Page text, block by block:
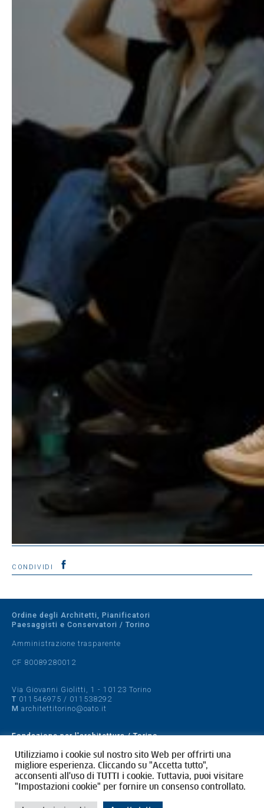
CONDIVIDI
Ordine degli Architetti, Pianificatori
Paesaggisti e Conservatori / Torino
Amministrazione trasparente
CF 80089280012
Via Giovanni Giolitti, 1 - 10123 Torino
T 011546975 / 011538292
M architettitorino@oato.it
Fondazione per l'architettura / Torino
Designed by quattrolinee.it
Cookie Policy
Privacy Policy
Utilizziamo i cookie sul nostro sito Web per offrirti una
migliore esperienza. Cliccando su "Accetta tutto",
acconsenti all'uso di TUTTI i cookie. Tuttavia, puoi visitare
"Impostazioni cookie" per fornire un consenso controllato.